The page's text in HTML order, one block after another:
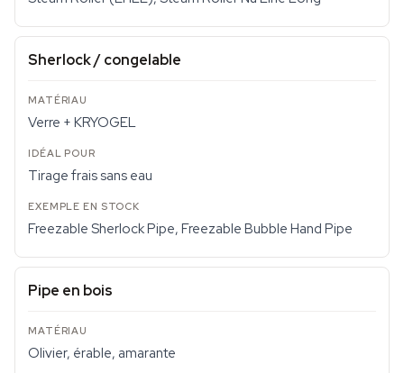
Sherlock / congelable
Verre + KRYOGEL
Tirage frais sans eau
Freezable Sherlock Pipe, Freezable Bubble Hand Pipe
Pipe en bois
Olivier, érable, amarante